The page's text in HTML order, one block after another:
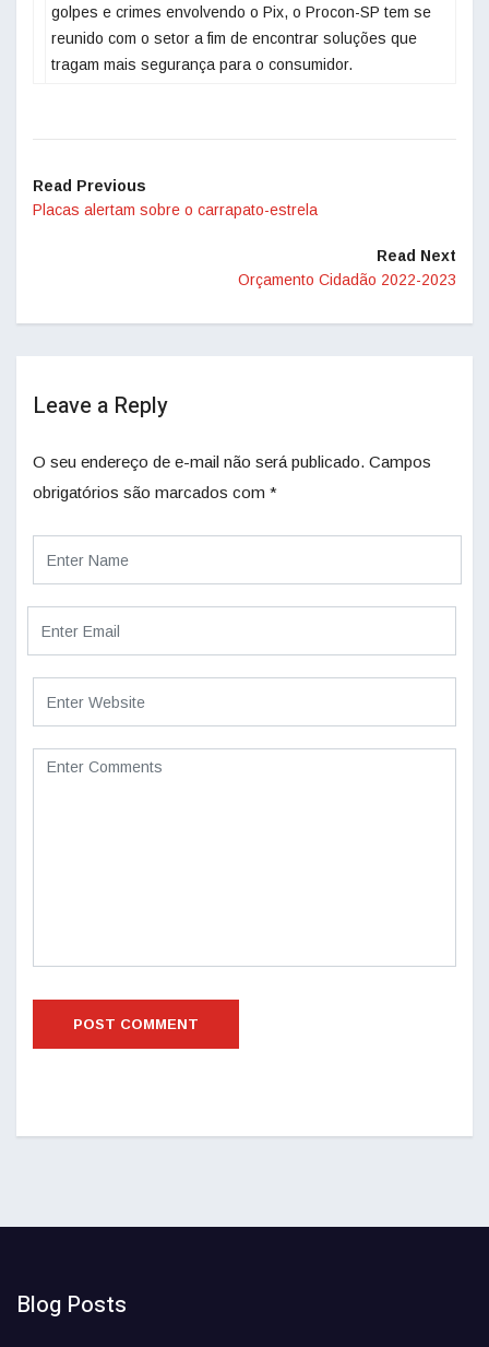
golpes e crimes envolvendo o Pix, o Procon-SP tem se
reunido com o setor a fim de encontrar soluções que
tragam mais segurança para o consumidor.
Read Previous
Placas alertam sobre o carrapato-estrela
Read Next
Orçamento Cidadão 2022-2023
Leave a Reply
O seu endereço de e-mail não será publicado. Campos
obrigatórios são marcados com *
Blog Posts